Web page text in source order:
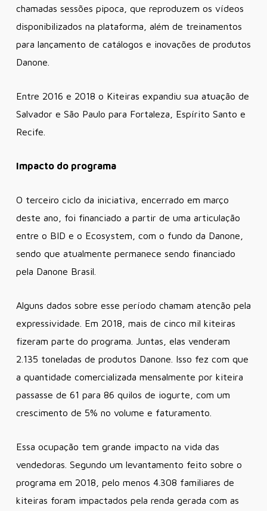
chamadas sessões pipoca, que reproduzem os vídeos
disponibilizados na plataforma, além de treinamentos
para lançamento de catálogos e inovações de produtos
Danone.
Entre 2016 e 2018 o Kiteiras expandiu sua atuação de
Salvador e São Paulo para Fortaleza, Espírito Santo e
Recife.
Impacto do programa
O terceiro ciclo da iniciativa, encerrado em março
deste ano, foi financiado a partir de uma articulação
entre o BID e o Ecosystem, com o fundo da Danone,
sendo que atualmente permanece sendo financiado
pela Danone Brasil.
Alguns dados sobre esse período chamam atenção pela
expressividade. Em 2018, mais de cinco mil kiteiras
fizeram parte do programa. Juntas, elas venderam
2.135 toneladas de produtos Danone. Isso fez com que
a quantidade comercializada mensalmente por kiteira
passasse de 61 para 86 quilos de iogurte, com um
crescimento de 5% no volume e faturamento.
Essa ocupação tem grande impacto na vida das
vendedoras. Segundo um levantamento feito sobre o
programa em 2018, pelo menos 4.308 familiares de
kiteiras foram impactados pela renda gerada com as